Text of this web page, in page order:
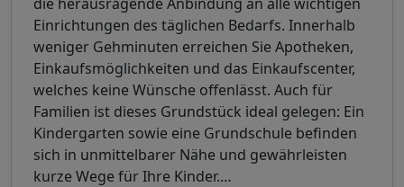
Einrichtungen des täglichen Bedarfs. Innerhalb
weniger Gehminuten erreichen Sie Apotheken,
Einkaufsmöglichkeiten und das Einkaufscenter,
welches keine Wünsche offenlässt. Auch für
Familien ist dieses Grundstück ideal gelegen: Ein
Kindergarten sowie eine Grundschule befinden
sich in unmittelbarer Nähe und gewährleisten
kurze Wege für Ihre Kinder.…